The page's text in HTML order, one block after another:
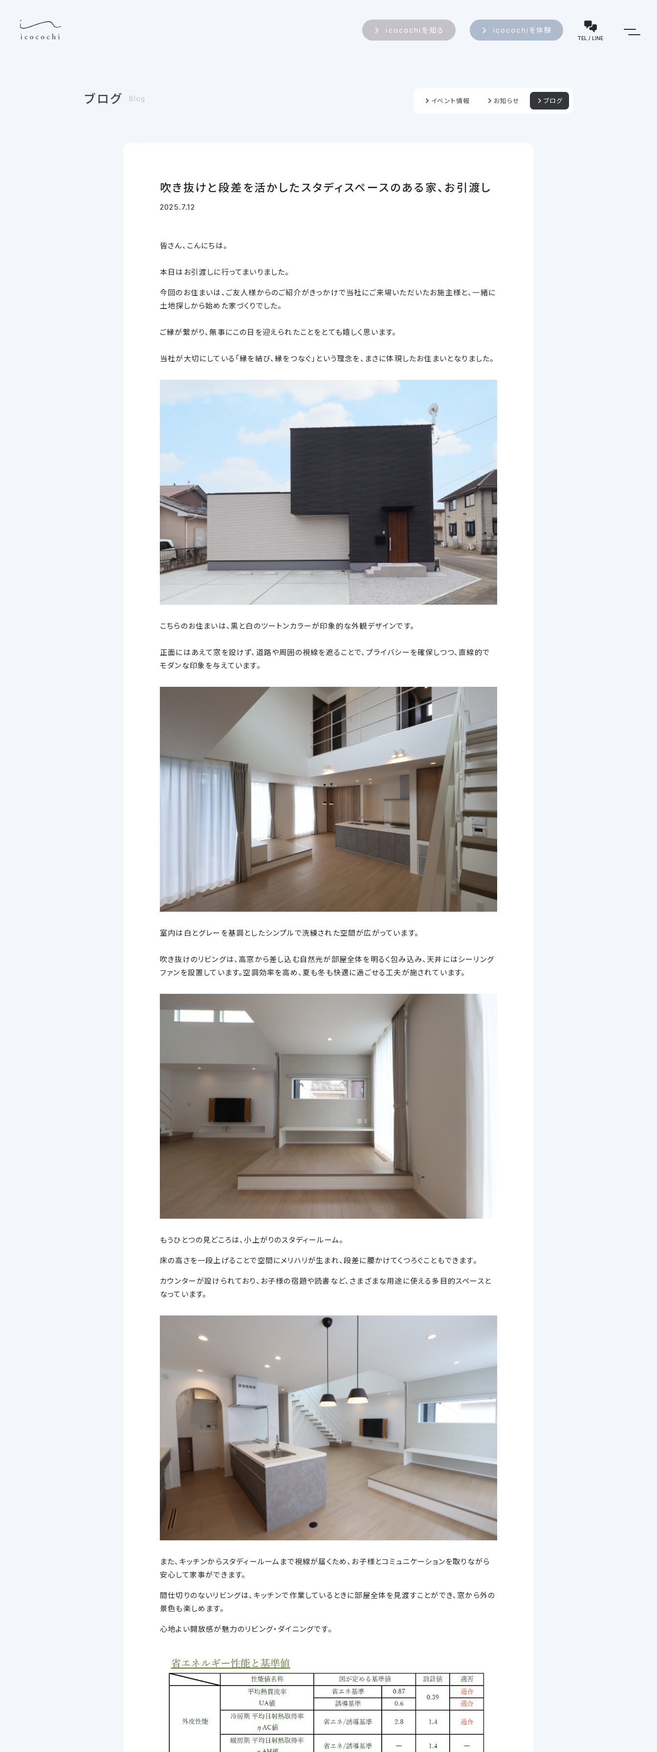
TEL / LINE
icocochiを知る icocochiを体験
ブログ Blog イベント情報 お知らせ ブログ
吹き抜けと段差を活かしたスタディスペースのある家、お引渡し
2025.7.12
皆さん、こんにちは。
本日はお引渡しに行ってまいりました。
今回のお住まいは、ご友人様からのご紹介がきっかけで当社にご来場いただいたお施主様と、一緒に
土地探しから始めた家づくりでした。
ご縁が繋がり、無事にこの日を迎えられたことをとても嬉しく思います。
当社が大切にしている「縁を結び、縁をつなぐ」という理念を、まさに体現したお住まいとなりました。
こちらのお住まいは、黒と白のツートンカラーが印象的な外観デザインです。
正面にはあえて窓を設けず、道路や周囲の視線を遮ることで、プライバシーを確保しつつ、直線的で
モダンな印象を与えています。
室内は白とグレーを基調としたシンプルで洗練された空間が広がっています。
吹き抜けのリビングは、高窓から差し込む自然光が部屋全体を明るく包み込み、天井にはシーリング
ファンを設置しています。空調効率を高め、夏も冬も快適に過ごせる工夫が施されています。
もうひとつの見どころは、小上がりのスタディールーム。
床の高さを一段上げることで空間にメリハリが生まれ、段差に腰かけてくつろぐこともできます。
カウンターが設けられており、お子様の宿題や読書など、さまざまな用途に使える多目的スペースと
なっています。
また、キッチンからスタディールームまで視線が届くため、お子様とコミュニケーションを取りながら
安心して家事ができます。
間仕切りのないリビングは、キッチンで作業しているときに部屋全体を見渡すことができ、窓から外の
景色も楽しめます。
心地よい開放感が魅力のリビング・ダイニングです。